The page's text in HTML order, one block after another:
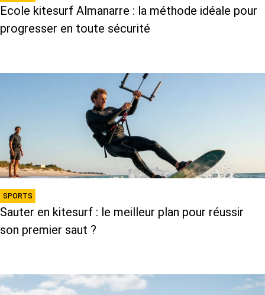
Ecole kitesurf Almanarre : la méthode idéale pour
progresser en toute sécurité
SPORTS
Sauter en kitesurf : le meilleur plan pour réussir
son premier saut ?